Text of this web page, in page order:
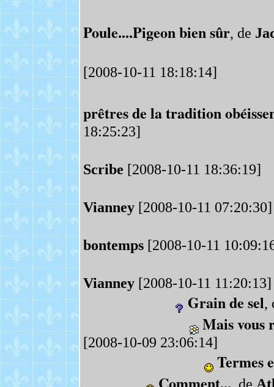
Poule....Pigeon bien sûr, de
[2008-10-11 18:18:14]
prêtres de la tradition
18:25:23]
Scribe [2008-10-11 18:36:19]
Vianney[2008-10-11 07:20:30]
bontemps[2008-10-11
Vianney[2008-10-11 11:20:13]
Grain de sel,
Mais vous
[2008-10-09 23:06:14]
Termes